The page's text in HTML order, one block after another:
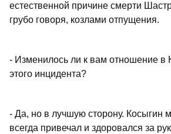
естественной причине смерти
грубо говоря, козлами отпущения.
- Изменилось ли к вам отношение в
этого инцидента?
- Да, но в лучшую сторону. Косыгин
всегда привечал и здоровался за